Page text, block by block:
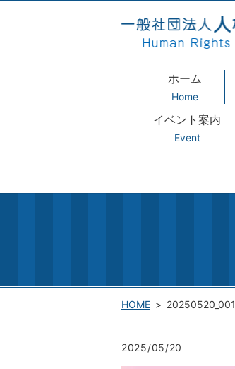
ホーム
Home
イベント案内
Event
HOME 20250520_001
2025/05/20